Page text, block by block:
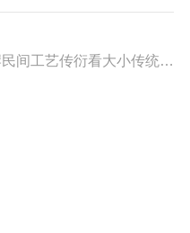
下一篇：观点 | 李豫闽：从两岸民间工艺传衍看大小传统互动